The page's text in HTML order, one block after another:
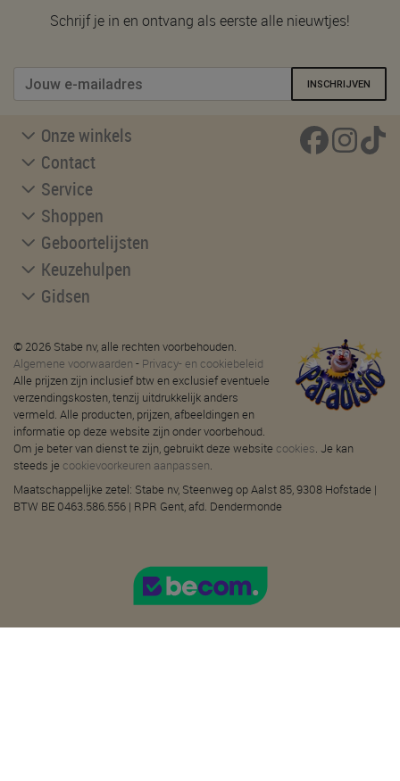
Schrijf je in en ontvang als eerste alle nieuwtjes!
INSCHRIJVEN
Onze winkels
Contact
Service
Shoppen
Geboortelijsten
Keuzehulpen
Gidsen
© 2026 Stabe nv, alle rechten voorbehouden.
Algemene voorwaarden - Privacy- en cookiebeleid
Alle prijzen zijn inclusief btw en exclusief eventuele
verzendingskosten, tenzij uitdrukkelijk anders
vermeld. Alle producten, prijzen, afbeeldingen en
informatie op deze website zijn onder voorbehoud.
Om je beter van dienst te zijn, gebruikt deze website cookies. Je kan
steeds je cookievoorkeuren aanpassen.
Maatschappelijke zetel: Stabe nv, Steenweg op Aalst 85, 9308 Hofstade |
BTW BE 0463.586.556 | RPR Gent, afd. Dendermonde